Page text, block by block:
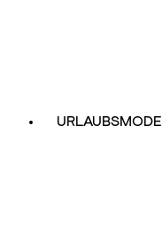
URLAUBSMODE